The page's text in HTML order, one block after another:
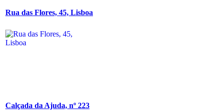
Rua das Flores, 45, Lisboa
Calçada da Ajuda, nº 223